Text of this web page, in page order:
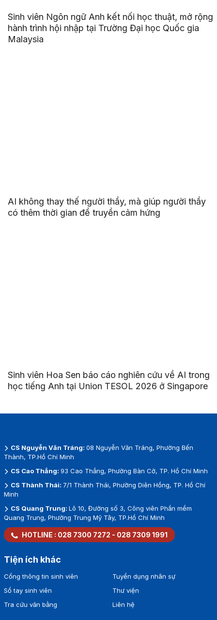
Sinh viên Ngôn ngữ Anh kết nối học thuật, mở rộng
hành trình hội nhập tại Trường Đại học Quốc gia
Malaysia
AI không thay thế người thầy, mà giúp người thầy
có thêm thời gian để truyền cảm hứng
Sinh viên Hoa Sen báo cáo nghiên cứu về AI trong
học tiếng Anh tại Union TESOL 2026 ở Singapore
CS Nguyễn Văn Tráng: 08 Nguyễn Văn Tráng, Phường Bến
Thành, TP.Hồ Chí Minh
CS Cao Thắng: 93 Cao Thắng, Phường Bàn Cờ, TP. Hồ Chí Minh
CS Thành Thái: 7/1 Thành Thái, Phường Diên Hồng, TP. Hồ Chí
Minh
CS Quang Trung: Lô 10, Đường số 3, Công viên Phần mềm
Quang Trung, Phường Trung Mỹ Tây, TP.Hồ Chí Minh
HOTLINE : 028 7300 7272 - 028 7309 1991
Tiện ích khác
Cổng thông tin sinh viên
Sổ tay sinh viên
Tra cứu văn bằng
Tuyển dụng nhân sự
Thư viện
Liên hệ